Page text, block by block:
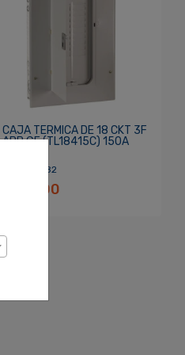
CAJA TERMICA DE 18 CKT 3F
ABB GE (TL18415C) 150A
SKU: 110282
$174.00